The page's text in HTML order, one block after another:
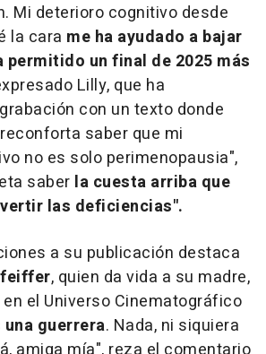
Mi deterioro cognitivo desde
la cara me ha ayudado a bajar
permitido un final de 2025 más
Lilly, que ha
con un texto donde
saber que mi
no es solo perimenopausia",
saber la cuesta arriba que
las deficiencias".
a su publicación destaca
, quien da vida a su madre,
en el Universo Cinematográfico
una guerrera. Nada, ni siquiera